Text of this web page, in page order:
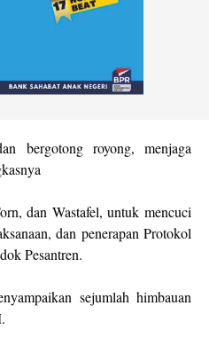
bergotong royong, menjaga
dan Wastafel, untuk mencuci
dan penerapan Protokol
Pesantren.
sejumlah himbauan